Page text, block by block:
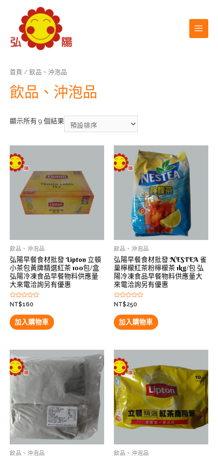
首頁 / 飲品、沖泡品
飲品、沖泡品
顯示所有 9 個結果
飲品、沖泡品
弘陽早餐食材批發 Lipton 立頓
小茶包黃牌精選紅茶 100包/盒
弘陽冷凍食品早餐物料供應量
大來電洽詢另有優惠
評
分
滿
分
5
NT$160
加入購物車
飲品、沖泡品
弘陽早餐食材批發 NESTEA 雀
巢檸檬紅茶粉檸檬茶 1kg/包 弘
陽冷凍食品早餐物料供應量大
來電洽詢另有優惠
評
分
滿
分
5
NT$250
加入購物車
飲品、沖泡品 飲品、沖泡品